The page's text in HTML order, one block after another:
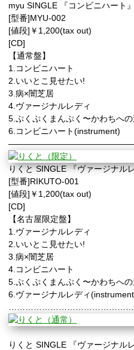
myu SINGLE 『コンビニハート
[型番]MYU-002
[値段]￥1,200(tax out)
[CD]
【通常盤】
1.コンビニハート
2.いいとこ見せたい!
3.病×闇芝居
4.ヴァージナルレディ
5.ぷくぷくまんぷく〜かわちへの
6.コンビニハート(instrument)
———————————————
りくと SINGLE 『ヴァージナル
[型番]RIKUTO-001
[値段]￥1,200(tax out)
[CD]
【名古屋限定盤】
1.ヴァージナルレディ
2.いいとこ見せたい!
3.病×闇芝居
4.コンビニハート
5.ぷくぷくまんぷく〜かわちへの
6.ヴァージナルレディ
りくと SINGLE 『ヴァージナル